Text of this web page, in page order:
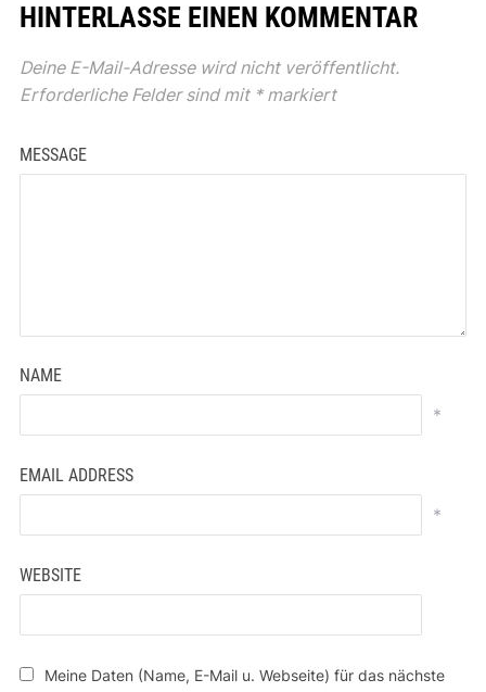
HINTERLASSE EINEN KOMMENTAR
Deine E-Mail-Adresse wird nicht veröffentlicht.
Erforderliche Felder sind mit *markiert
MESSAGE
NAME
*
EMAIL ADDRESS
*
WEBSITE
Meine Daten (Name, E-Mail u. Webseite) für das nächste